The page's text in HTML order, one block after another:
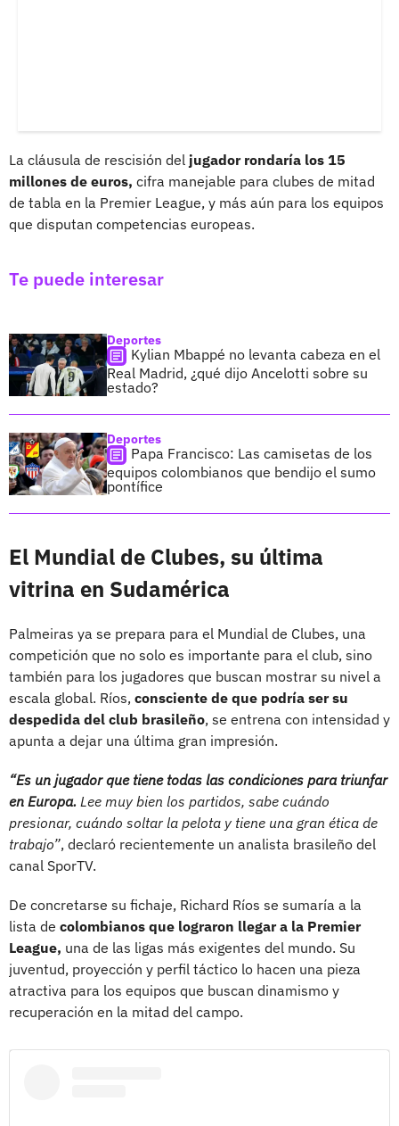
La cláusula de rescisión del jugador rondaría los 15
millones de euros, cifra manejable para clubes de mitad
de tabla en la Premier League, y más aún para los equipos
que disputan competencias europeas.
Te puede interesar
Deportes
Kylian Mbappé no levanta cabeza en el
Real Madrid, ¿qué dijo Ancelotti sobre su
estado?
Deportes
Papa Francisco: Las camisetas de los
equipos colombianos que bendijo el sumo
pontífice
El Mundial de Clubes, su última
vitrina en Sudamérica
Palmeiras ya se prepara para el Mundial de Clubes, una
competición que no solo es importante para el club, sino
también para los jugadores que buscan mostrar su nivel a
escala global. Ríos, consciente de que podría ser su
despedida del club brasileño, se entrena con intensidad y
apunta a dejar una última gran impresión.
“Es un jugador que tiene todas las condiciones para triunfar
en Europa. Lee muy bien los partidos, sabe cuándo
presionar, cuándo soltar la pelota y tiene una gran ética de
trabajo”, declaró recientemente un analista brasileño del
canal SporTV.
De concretarse su fichaje, Richard Ríos se sumaría a la
lista de colombianos que lograron llegar a la Premier
League, una de las ligas más exigentes del mundo. Su
juventud, proyección y perfil táctico lo hacen una pieza
atractiva para los equipos que buscan dinamismo y
recuperación en la mitad del campo.